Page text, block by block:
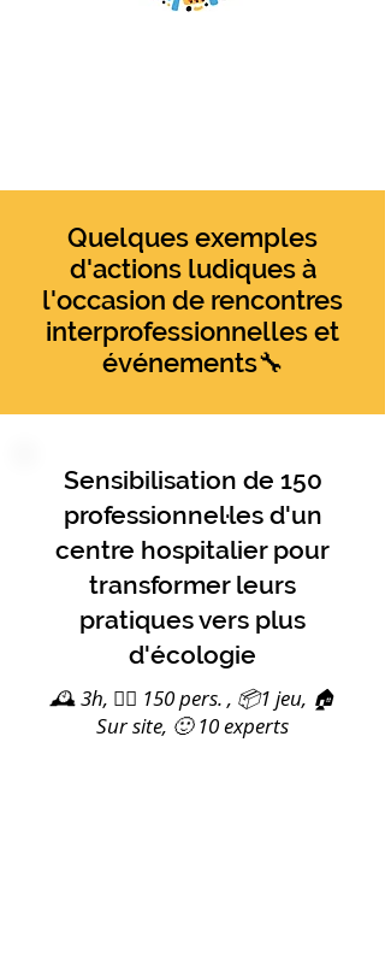
Quelques exemples
d'actions ludiques à
l'occasion de rencontres
interprofessionnelles et
événements🔧
Sensibilisation de 150
professionnel·les d'un
centre hospitalier pour
transformer leurs
pratiques vers plus
d'écologie
🕰️ 3h, 🙋‍♀️ 150 pers. , 📦1 jeu, 🏠
Sur site, 🙂 10 experts